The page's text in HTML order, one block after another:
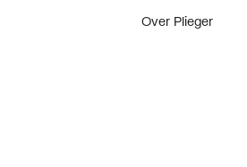
Over Plieger